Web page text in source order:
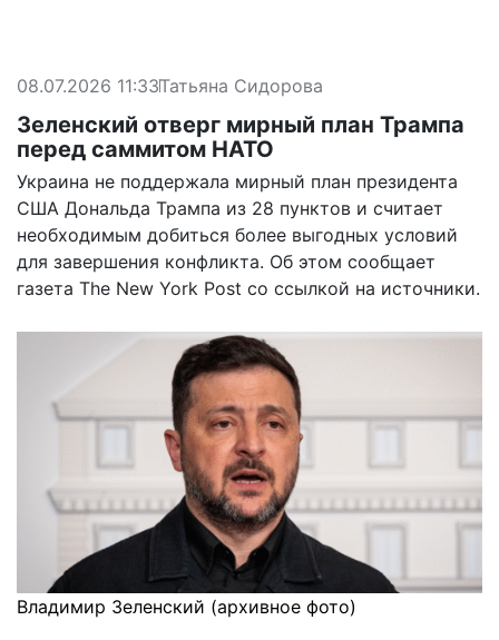
08.07.2026 11:33Татьяна Сидорова
Зеленский отверг мирный план Трампа
перед саммитом НАТО
Украина не поддержала мирный план президента
США Дональда Трампа из 28 пунктов и считает
необходимым добиться более выгодных условий
для завершения конфликта. Об этом сообщает
газета The New York Post со ссылкой на источники.
Владимир Зеленский (архивное фото)